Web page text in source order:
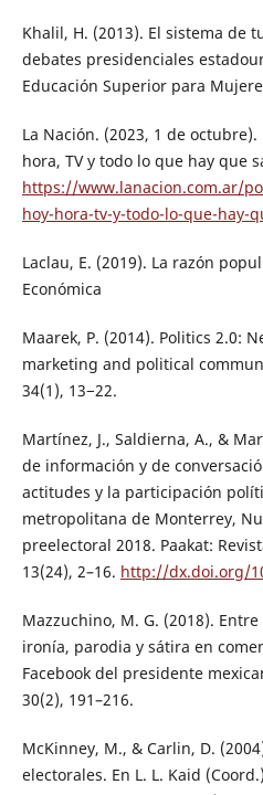
Khalil, H. (2013). El sistema de
debates presidenciales
Educación Superior para
La Nación. (2023, 1 de
hora, TV y todo lo que hay que
https://www.lanacion.com.ar/
hoy-hora-tv-y-todo-lo-que-hay-
Laclau, E. (2019). La razón
Económica
Maarek, P. (2014). Politics 2.0:
marketing and political
34(1), 13−22.
Martínez, J., Saldierna, A., &
de información y de
actitudes y la participación
metropolitana de Monterrey,
preelectoral 2018. Paakat:
13(24), 2–16. http://dx.doi.org/
Mazzuchino, M. G. (2018).
ironía, parodia y sátira en
Facebook del presidente
30(2), 191–216.
McKinney, M., & Carlin, D.
electorales. En L. L. Kaid